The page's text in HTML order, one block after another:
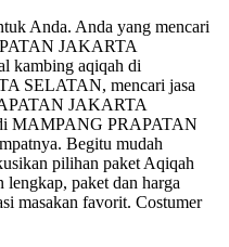
Anda. Anda yang mencari
JAKARTA
kambing aqiqah di
SELATAN, mencari jasa
JAKARTA
MAMPANG PRAPATAN
Begitu mudah
pilihan paket Aqiqah
paket dan harga
masakan favorit. Costumer